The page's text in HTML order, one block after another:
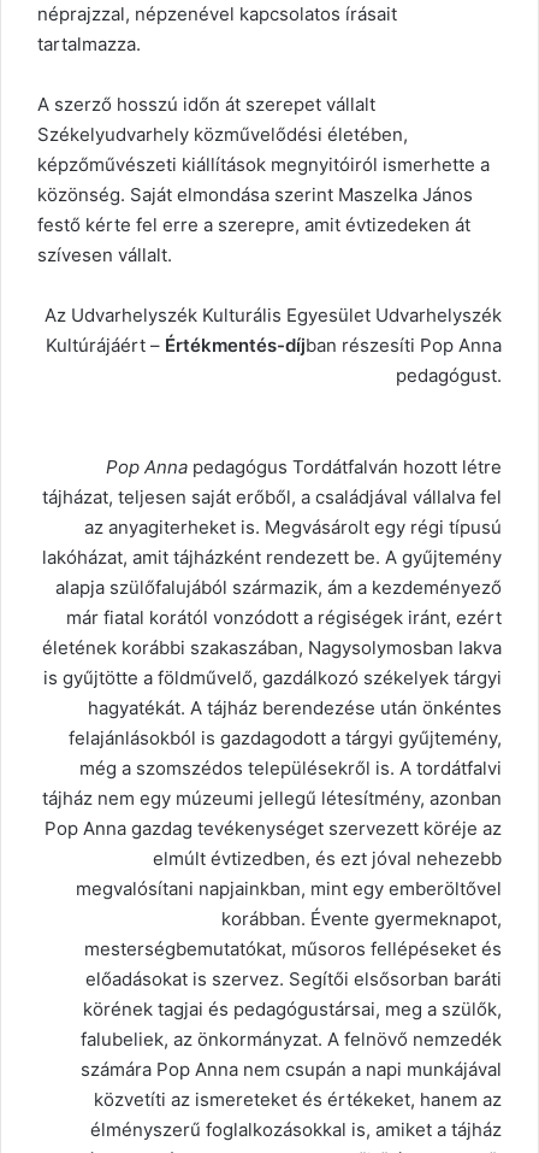
néprajzzal, népzenével kapcsolatos írásait
tartalmazza.
A szerző hosszú időn át szerepet vállalt
Székelyudvarhely közművelődési életében,
képzőművészeti kiállítások megnyitóiról ismerhette a
közönség. Saját elmondása szerint Maszelka János
festő kérte fel erre a szerepre, amit évtizedeken át
szívesen vállalt.
Az Udvarhelyszék Kulturális Egyesület Udvarhelyszék
Kultúrájáért – Értékmentés-díjban részesíti Pop Anna
pedagógust.
Pop Anna pedagógus Tordátfalván hozott létre
tájházat, teljesen saját erőből, a családjával vállalva fel
az anyagiterheket is. Megvásárolt egy régi típusú
lakóházat, amit tájházként rendezett be. A gyűjtemény
alapja szülőfalujából származik, ám a kezdeményező
már fiatal korától vonzódott a régiségek iránt, ezért
életének korábbi szakaszában, Nagysolymosban lakva
is gyűjtötte a földművelő, gazdálkozó székelyek tárgyi
hagyatékát. A tájház berendezése után önkéntes
felajánlásokból is gazdagodott a tárgyi gyűjtemény,
még a szomszédos településekről is. A tordátfalvi
tájház nem egy múzeumi jellegű létesítmény, azonban
Pop Anna gazdag tevékenységet szervezett köréje az
elmúlt évtizedben, és ezt jóval nehezebb
megvalósítani napjainkban, mint egy emberöltővel
korábban. Évente gyermeknapot,
mesterségbemutatókat, műsoros fellépéseket és
előadásokat is szervez. Segítői elsősorban baráti
körének tagjai és pedagógustársai, meg a szülők,
falubeliek, az önkormányzat. A felnövő nemzedék
számára Pop Anna nem csupán a napi munkájával
közvetíti az ismereteket és értékeket, hanem az
élményszerű foglalkozásokkal is, amiket a tájház